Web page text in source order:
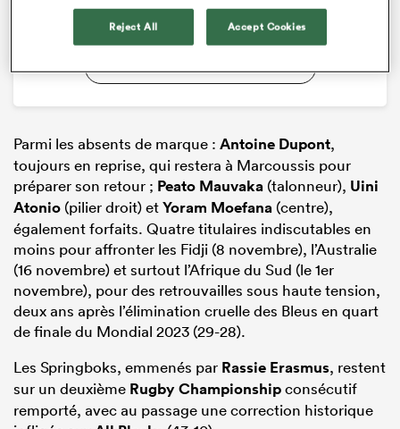
Temps complet
Toutes les stats et les données
Parmi les absents de marque : Antoine Dupont,
toujours en reprise, qui restera à Marcoussis pour
préparer son retour ; Peato Mauvaka (talonneur), Uini
Atonio (pilier droit) etYoram Moefana (centre),
également forfaits. Quatre titulaires indiscutables en
moins pour affronter les Fidji (8 novembre), l’Australie
(16 novembre) et surtout l’Afrique du Sud (le 1er
novembre), pour des retrouvailles sous haute tension,
deux ans après l’élimination cruelle des Bleus en quart
de finale du Mondial 2023 (29-28).
Les Springboks, emmenés par Rassie Erasmus, restent
sur un deuxième Rugby Championshipconsécutif
remporté, avec au passage une correction historique
Reject All Accept Cookies